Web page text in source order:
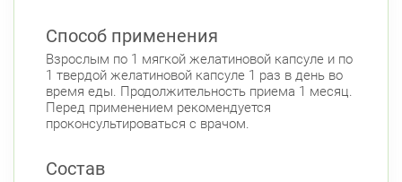
Способ применения
Взрослым по 1 мягкой желатиновой капсуле и по
1 твердой желатиновой капсуле 1 раз в день во
время еды. Продолжительность приема 1 месяц.
Перед применением рекомендуется
проконсультироваться с врачом.
Состав